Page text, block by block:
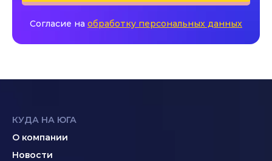
Согласие на обработку персональных данных
КУДА НА ЮГА
О компании
Новости